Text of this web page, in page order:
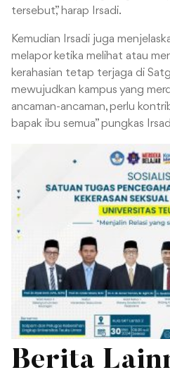
tersebut,” harap Irsadi.
Kemudian Irsadi juga
melapor ketika melihat atau
kerahasian tetap terjaga di
mewujudkan kampus yang
ancaman-ancaman, perlu
bapak ibu semua” pungkas
Berita